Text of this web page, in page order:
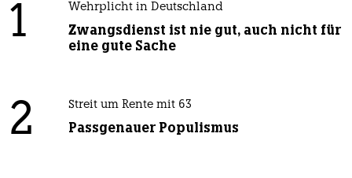
1 Wehrplicht in Deutschland
Zwangsdienst ist nie gut, auch nicht für
eine gute Sache
2 Streit um Rente mit 63
Passgenauer Populismus